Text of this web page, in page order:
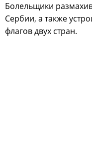
Болельщики
Сербии, а также
флагов двух стран.